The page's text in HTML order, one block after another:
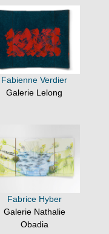
Fabienne Verdier
Galerie Lelong
Fabrice Hyber
Galerie Nathalie
Obadia